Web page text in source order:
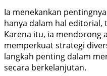
Ia menekankan
hanya dalam hal editorial,
Karena itu, ia mendorong
memperkuat strategi
langkah penting dalam
secara berkelanjutan.